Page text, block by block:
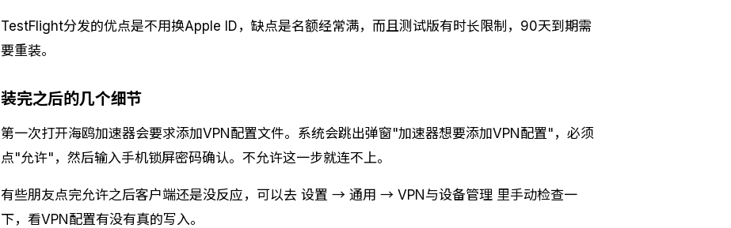
TestFlight分发的优点是不用换Apple ID，缺点是名额经常满，而且测试版有时长限制，90天到期需
要重装。
装完之后的几个细节
第一次打开海鸥加速器会要求添加VPN配置文件。系统会跳出弹窗"加速器想要添加VPN配置"，必须
点"允许"，然后输入手机锁屏密码确认。不允许这一步就连不上。
有些朋友点完允许之后客户端还是没反应，可以去 设置 → 通用 → VPN与设备管理 里手动检查一
下，看VPN配置有没有真的写入。